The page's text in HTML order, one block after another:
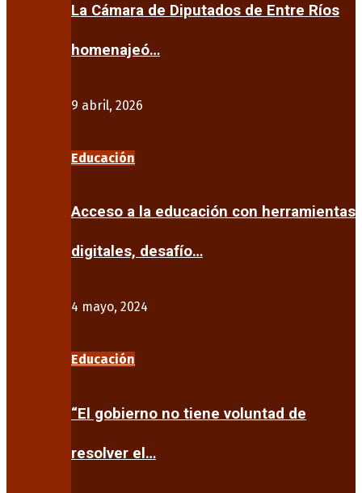
La Cámara de Diputados de Entre Ríos
homenajeó…
9 abril, 2026
Educación
Acceso a la educación con herramientas
digitales, desafío…
4 mayo, 2024
Educación
“El gobierno no tiene voluntad de
resolver el…